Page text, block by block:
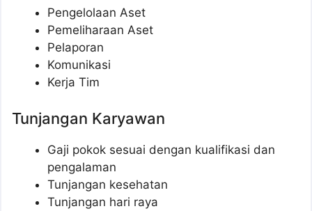
Pengelolaan Aset
Pemeliharaan Aset
Pelaporan
Komunikasi
Kerja Tim
Tunjangan Karyawan
Gaji pokok sesuai dengan kualifikasi dan
pengalaman
Tunjangan kesehatan
Tunjangan hari raya